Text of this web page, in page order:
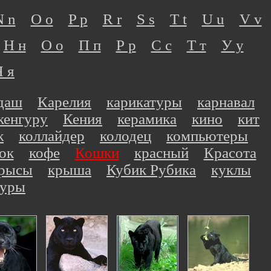
n O o P p R r S s T t U u
V v
Н н
О о П п Р р С с Т т
У у
я
Карелия карикатуры
карнавал
Кения керамика кино
кит
коллайдер колодец
компьютеры
кофе Кошки красный
Красота
крыша Кубик Рубика
куклы